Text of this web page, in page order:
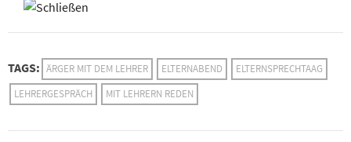
TAGS: ÄRGER MIT DEM LEHRER ELTERNABEND
ELTERNSPRECHTAAG
LEHRERGESPRÄCH
MIT LEHRERN REDEN